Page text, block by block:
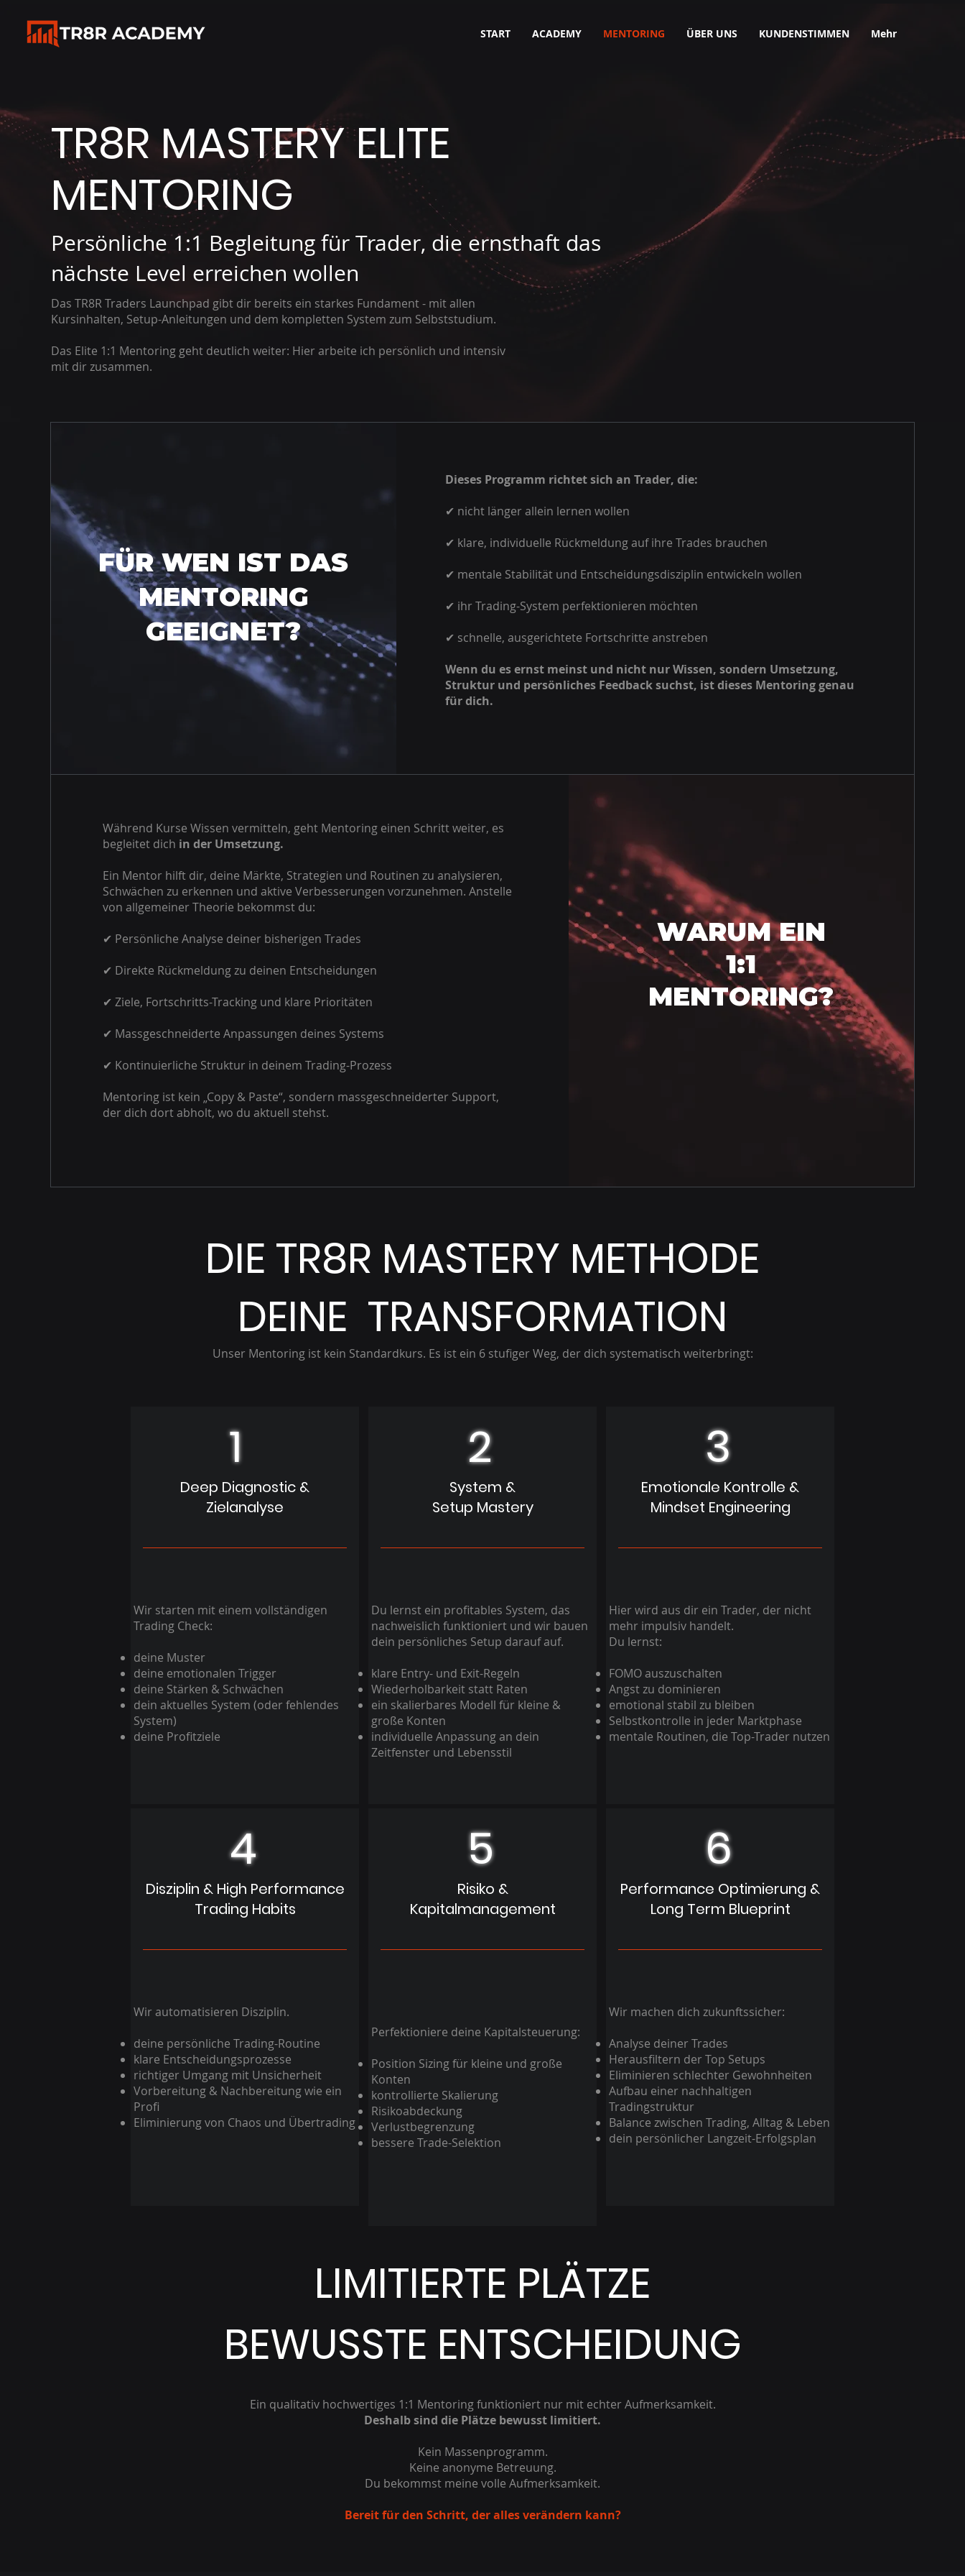
START ACADEMY MENTORING ÜBER UNS KUNDENSTIMMEN Mehr
TR8R MASTERY ELITE
MENTORING
Persönliche 1:1 Begleitung für Trader, die ernsthaft das
nächste Level erreichen wollen
Das TR8R Traders Launchpad gibt dir bereits ein starkes Fundament - mit allen
Kursinhalten, Setup-Anleitungen und dem kompletten System zum Selbststudium.
Das Elite 1:1 Mentoring geht deutlich weiter: Hier arbeite ich persönlich und intensiv
mit dir zusammen.
FÜR WEN IST DAS
MENTORING
GEEIGNET?
Dieses Programm richtet sich an Trader, die:
✔ nicht länger allein lernen wollen
✔ klare, individuelle Rückmeldung auf ihre Trades brauchen
✔ mentale Stabilität und Entscheidungsdisziplin entwickeln wollen
✔ ihr Trading-System perfektionieren möchten
✔ schnelle, ausgerichtete Fortschritte anstreben
Wenn du es ernst meinst und nicht nur Wissen, sondern Umsetzung,
Struktur und persönliches Feedback suchst, ist dieses Mentoring genau
für dich.
Während Kurse Wissen vermitteln, geht Mentoring einen Schritt weiter, es
begleitet dich in der Umsetzung.
Ein Mentor hilft dir, deine Märkte, Strategien und Routinen zu analysieren,
Schwächen zu erkennen und aktive Verbesserungen vorzunehmen. Anstelle
von allgemeiner Theorie bekommst du:
✔ Persönliche Analyse deiner bisherigen Trades
✔ Direkte Rückmeldung zu deinen Entscheidungen
✔ Ziele, Fortschritts-Tracking und klare Prioritäten
✔ Massgeschneiderte Anpassungen deines Systems
✔ Kontinuierliche Struktur in deinem Trading-Prozess
Mentoring ist kein „Copy & Paste“, sondern massgeschneiderter Support,
der dich dort abholt, wo du aktuell stehst.
WARUM EIN
1:1
MENTORING?
DIE TR8R MASTERY METHODE
DEINE TRANSFORMATION
Unser Mentoring ist kein Standardkurs. Es ist ein 6 stufiger Weg, der dich systematisch weiterbringt:
1
Deep Diagnostic &
Zielanalyse
Wir starten mit einem vollständigen
Trading Check:
deine Muster
deine emotionalen Trigger
deine Stärken & Schwächen
dein aktuelles System (oder fehlendes
System)
deine Profitziele
4
Disziplin & High Performance
Trading Habits
Wir automatisieren Disziplin.
deine persönliche Trading-Routine
klare Entscheidungsprozesse
richtiger Umgang mit Unsicherheit
Vorbereitung & Nachbereitung wie ein
Profi
Eliminierung von Chaos und Übertrading
2
System &
Setup Mastery
Du lernst ein profitables System, das
nachweislich funktioniert und wir bauen
dein persönliches Setup darauf auf.
klare Entry- und Exit-Regeln
Wiederholbarkeit statt Raten
ein skalierbares Modell für kleine &
große Konten
individuelle Anpassung an dein
Zeitfenster und Lebensstil
5
Risiko &
Kapitalmanagement
Perfektioniere deine Kapitalsteuerung:
Position Sizing für kleine und große
Konten
kontrollierte Skalierung
Risikoabdeckung
Verlustbegrenzung
bessere Trade-Selektion
3
Emotionale Kontrolle &
Mindset Engineering
Hier wird aus dir ein Trader, der nicht
mehr impulsiv handelt.
Du lernst:
FOMO auszuschalten
Angst zu dominieren
emotional stabil zu bleiben
Selbstkontrolle in jeder Marktphase
mentale Routinen, die Top-Trader nutzen
6
Performance Optimierung &
Long Term Blueprint
Wir machen dich zukunftssicher:
Analyse deiner Trades
Herausfiltern der Top Setups
Eliminieren schlechter Gewohnheiten
Aufbau einer nachhaltigen
Tradingstruktur
Balance zwischen Trading, Alltag & Leben
dein persönlicher Langzeit-Erfolgsplan
LIMITIERTE PLÄTZE
BEWUSSTE ENTSCHEIDUNG
Ein qualitativ hochwertiges 1:1 Mentoring funktioniert nur mit echter Aufmerksamkeit.
Deshalb sind die Plätze bewusst limitiert.
Kein Massenprogramm.
Keine anonyme Betreuung.
Du bekommst meine volle Aufmerksamkeit.
Bereit für den Schritt, der alles verändern kann?